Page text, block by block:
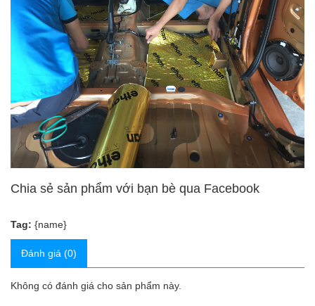
Chia sẻ sản phẩm với bạn bè qua Facebook
Tag: {name}
Đánh giá (0)
Không có đánh giá cho sản phẩm này.